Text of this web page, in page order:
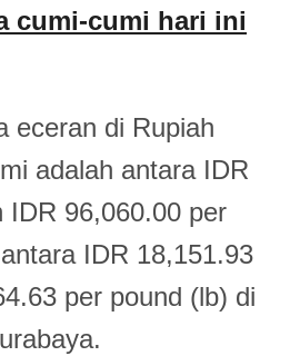
cumi-cumi hari ini
eceran di Rupiah
adalah antara IDR
IDR 96,060.00 per
IDR 18,151.93
per pound (lb) di